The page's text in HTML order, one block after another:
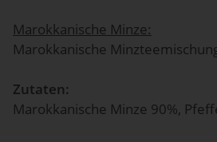
Marokkanische Minze:
Marokkanische
Zutaten:
Marokkanische Minze 90%,